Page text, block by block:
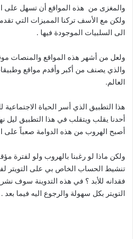
والمغزى من هذه المواقع أن تسهل على
ولكن مع الأسف تركنا المميزات التي
الى السلبيات الموجودة فيها .
ولعل من أشهر هذه المواقع والمنصات
والذي يصنف من أكبر وأقدم مواقع
العالم.
هذا التطبيق الذي أسر الحياة
أحدنا يقلب ويتقلب في هذا التطبيق
أصبح الهروب من هذه الدوامة صعباً على
ولكن ماذا لو رغبنا بالهروب ولو لفترة
تنشيط الحساب الخاص بي على التويتر
فقدانه للأبد ؟ في هذه التدوينة سوف
التويتر بكل سهولة والرجوع اليه فيما بعد .